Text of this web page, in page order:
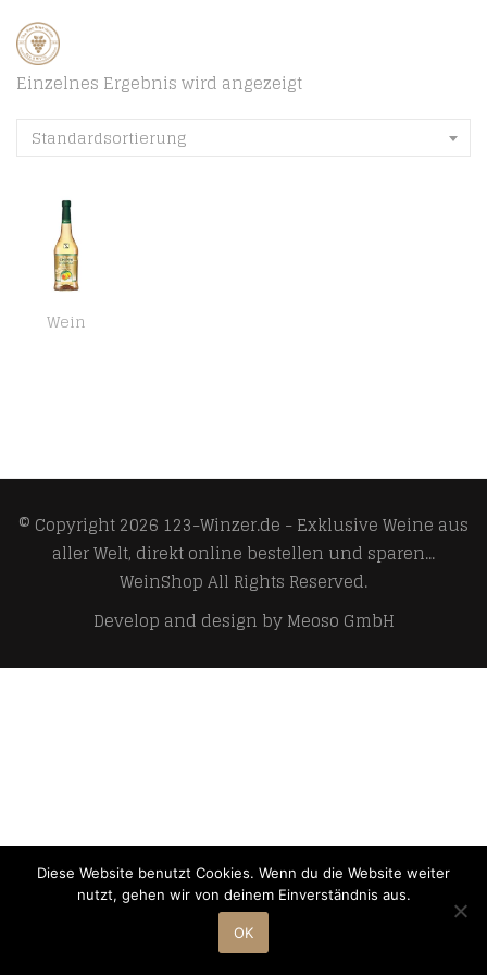
Einzelnes Ergebnis wird angezeigt
Standardsortierung
Wein
© Copyright 2026 123-Winzer.de - Exklusive Weine aus
aller Welt, direkt online bestellen und sparen...
WeinShopAll Rights Reserved.
Develop and design byMeoso GmbH
Diese Website benutzt Cookies. Wenn du die Website weiter
nutzt, gehen wir von deinem Einverständnis aus.
OK